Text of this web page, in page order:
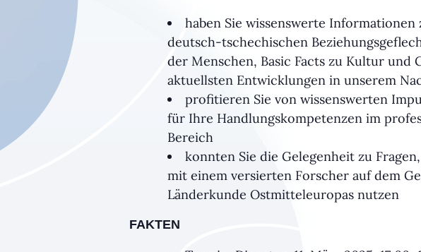
haben Sie wissenswerte
deutsch-tschechischen
der Menschen, Basic Facts zu Kultur und
aktuellsten Entwicklungen in unserem
profitieren Sie von wissenswerten
für Ihre Handlungskompetenzen im
Bereich
konnten Sie die Gelegenheit zu
mit einem versierten Forscher auf dem
Länderkunde Ostmitteleuropas nutzen
FAKTEN